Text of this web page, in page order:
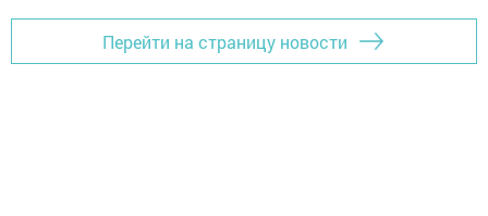
Перейти на страницу новости